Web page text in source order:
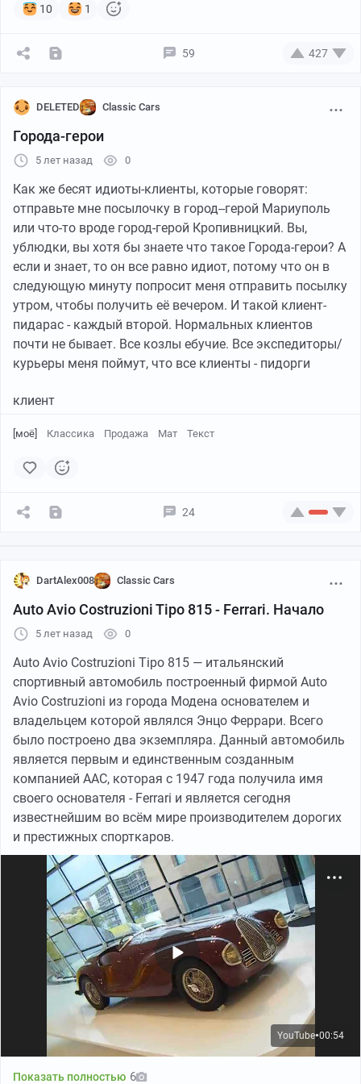
Его первым публичным выступлением был забег HCVC
Лондон-Брайтон 1966 года, когда он не только занял
первое место в классе пожарных машин, но также
выиграл приз за лучший автомобиль до 1919 года и
был объявлен абсолютным победителем конкурса
элегантности.
10 1
59 427
DELETED Classic Cars
Города-герои
5 лет назад 0
Как же бесят идиоты-клиенты, которые говорят:
отправьте мне посылочку в город--герой Мариуполь
или что-то вроде город-герой Кропивницкий. Вы,
ублюдки, вы хотя бы знаете что такое Города-герои? А
если и знает, то он все равно идиот, потому что он в
следующую минуту попросит меня отправить посылку
утром, чтобы получить её вечером. И такой клиент-
пидарас - каждый второй. Нормальных клиентов
почти не бывает. Все козлы ебучие. Все экспедиторы/
курьеры меня поймут, что все клиенты - пидорги
клиент
[моё] Классика Продажа Мат Текст
24
DartAlex008 Classic Cars
Auto Avio Costruzioni Tipo 815 - Ferrari. Начало
5 лет назад 0
Auto Avio Costruzioni Tipo 815 — итальянский
спортивный автомобиль построенный фирмой Auto
Avio Costruzioni из города Модена основателем и
владельцем которой являлся Энцо Феррари. Всего
было построено два экземпляра. Данный автомобиль
является первым и единственным созданным
компанией AAC, которая с 1947 года получила имя
своего основателя - Ferrari и является сегодня
известнейшим во всём мире производителем дорогих
и престижных спорткаров.
YouTube●00:54
Показать полностью 6